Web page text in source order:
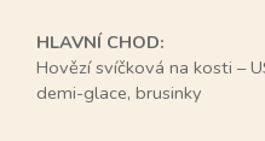
HLAVNÍ CHOD:
Hovězí svíčková na kosti –
demi-glace, brusinky